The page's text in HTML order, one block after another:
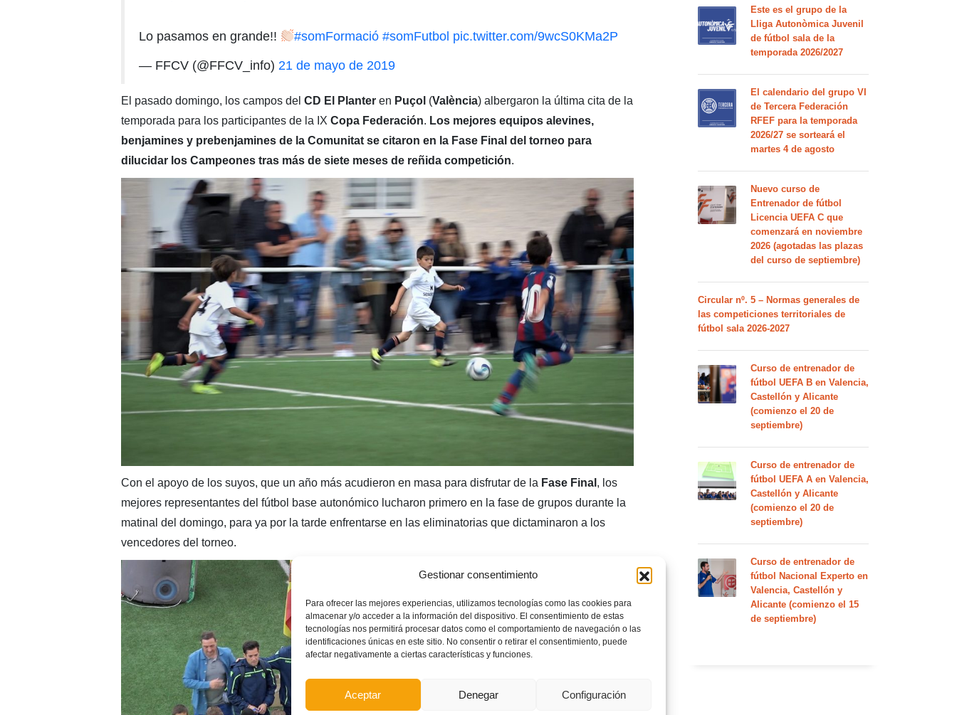
Gestionar consentimiento
Para ofrecer las mejores experiencias, utilizamos tecnologías como las cookies para
almacenar y/o acceder a la información del dispositivo. El consentimiento de estas
tecnologías nos permitirá procesar datos como el comportamiento de navegación o las
identificaciones únicas en este sitio. No consentir o retirar el consentimiento, puede
afectar negativamente a ciertas características y funciones.
Aceptar Denegar Configuración
Lo pasamos en grande!! #somFormació #somFutbol pic.twitter.com/9wcS0KMa2P
— FFCV (@FFCV_info) 21 de mayo de 2019
El pasado domingo, los campos del CD El Planter en Puçol (València) albergaron la última cita de la
temporada para los participantes de la IX Copa Federación. Los mejores equipos alevines,
benjamines y prebenjamines de la Comunitat se citaron en la Fase Final del torneo para
dilucidar los Campeones tras más de siete meses de reñida competición.
Con el apoyo de los suyos, que un año más acudieron en masa para disfrutar de la Fase Final , los
mejores representantes del fútbol base autonómico lucharon primero en la fase de grupos durante la
matinal del domingo, para ya por la tarde enfrentarse en las eliminatorias que dictaminaron a los
vencedores del torneo.
Este es el grupo de la
Lliga Autonòmica Juvenil
de fútbol sala de la
temporada 2026/2027
El calendario del grupo VI
de Tercera Federación
RFEF para la temporada
2026/27 se sorteará el
martes 4 de agosto
Nuevo curso de
Entrenador de fútbol
Licencia UEFA C que
comenzará en noviembre
2026 (agotadas las plazas
del curso de septiembre)
Circular nº. 5 – Normas generales de
las competiciones territoriales de
fútbol sala 2026-2027
Curso de entrenador de
fútbol UEFA B en Valencia,
Castellón y Alicante
(comienzo el 20 de
septiembre)
Curso de entrenador de
fútbol UEFA A en Valencia,
Castellón y Alicante
(comienzo el 20 de
septiembre)
Curso de entrenador de
fútbol Nacional Experto en
Valencia, Castellón y
Alicante (comienzo el 15
de septiembre)